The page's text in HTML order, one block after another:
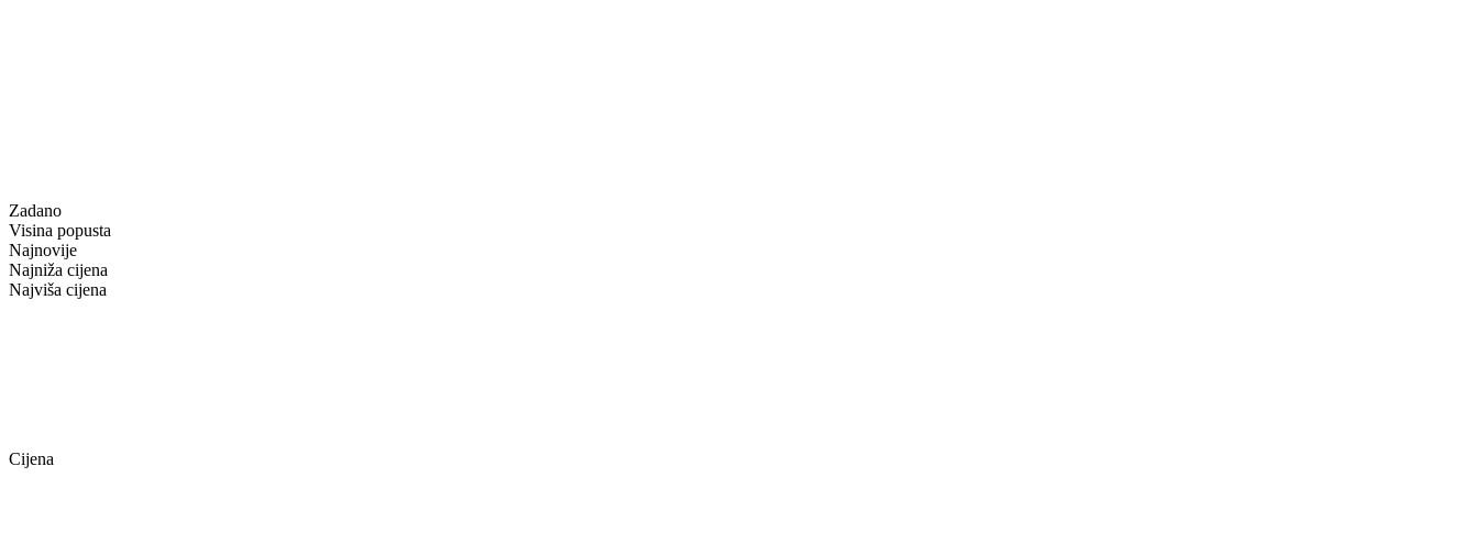
Zadano
Visina popusta
Najnovije
Najniža cijena
Najviša cijena
Cijena